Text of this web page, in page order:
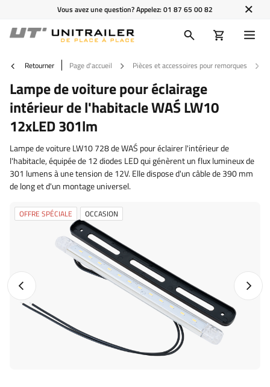
Vous avez une question? Appelez:01 87 65 00 82
Retourner Page d'accueil Pièces et accessoires pour remorques
Lampe de voiture pour éclairage
intérieur de l'habitacle WAŚ LW10
12xLED 301lm
Lampe de voiture LW10 728 de WAŚ pour éclairer l'intérieur de
l'habitacle, équipée de 12 diodes LED qui génèrent un flux lumineux de
301 lumens à une tension de 12V. Elle dispose d'un câble de 390 mm
de long et d'un montage universel.
Photo précédente Photo
OFFRE SPÉCIALE OCCASION